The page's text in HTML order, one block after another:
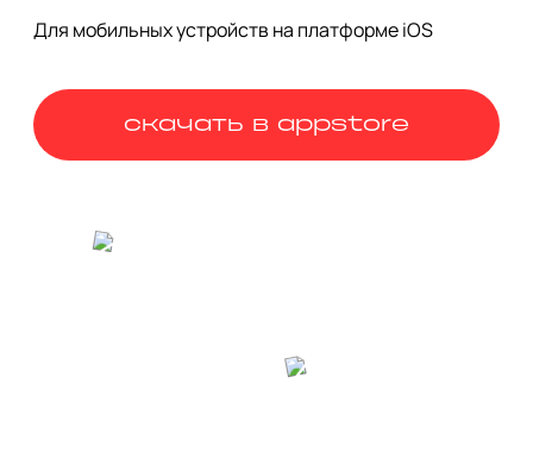
Для мобильных устройств на платформе iOS
скачать в appstore